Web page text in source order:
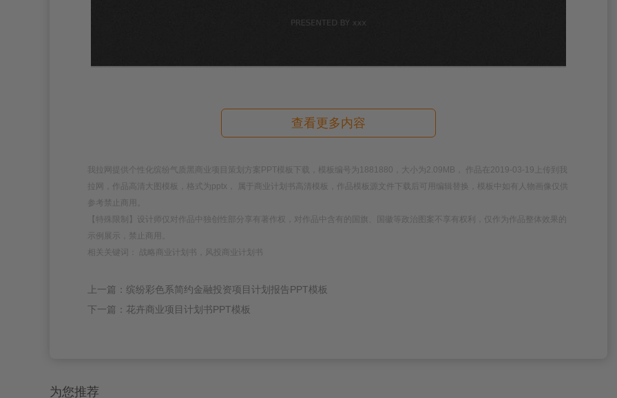
查看更多内容
我拉网提供个性化缤纷气质黑商业项目策划方案PPT模板下载，模板编号为1881880，大小为2.09MB， 作品在2019-03-19上传到我
拉网，作品高清大图模板，格式为pptx， 属于商业计划书高清模板，作品模板源文件下载后可用编辑替换，模板中如有人物画像仅供
参考禁止商用。
【特殊限制】设计师仅对作品中独创性部分享有著作权，对作品中含有的国旗、国徽等政治图案不享有权利，仅作为作品整体效果的
示例展示，禁止商用。
相关关键词： 战略商业计划书，风投商业计划书
上一篇：缤纷彩色系简约金融投资项目计划报告PPT模板
下一篇：花卉商业项目计划书PPT模板
为您推荐